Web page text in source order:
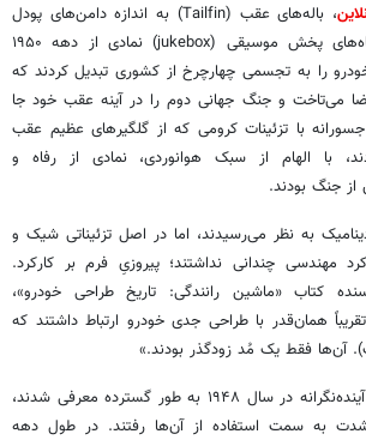
، باله‌های عقب (Tailfin) به اندازه‌ دامن‌های پودل
(poodle skirt) و دستگاه‌های پخش موسیقی (jukebox) نمادی از دهه ۱۹۵۰
خودرو را به تجسمی چهارچرخ از کشوری تبدیل کردند که
می‌تاخت و جنگ جهانی دوم را در آینه عقب خود جا
با تزئینات کرومی که از گلگیرهای عظیم عقب
با الهام از سبک هوانوردی، نمادی از رفاه و
از جنگ بودند.
به نظر می‌رسیدند، اما در اصل تزئیناتی شیک و
مهندسی چندانی نداشتند؛ پیروزیِ فرم بر کارکرد.
کتاب «ماشین رانندگی: تاریخ طراحی خودرو»،
همان‌قدر با طراحی جدی خودرو ارتباط داشتند که
آن‌ها فقط یک مُد زودگذر بودند.»
پس از آن‌که این تزئینات آینده‌نگرانه در سال ۱۹۴۸ به طور گسترده معرفی شدند،
به سمت استفاده از آن‌ها رفتند. در طول دهه